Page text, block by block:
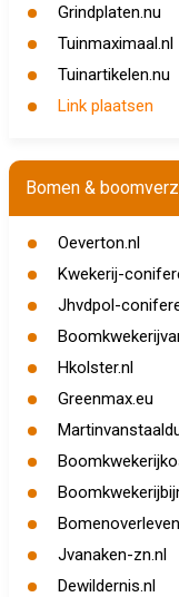
Grindplaten.nu
Tuinmaximaal.nl
Tuinartikelen.nu
Link plaatsen
Bomen &
Oeverton.nl
Kwekerij-
Jhvdpol-
Hkolster.nl
Greenmax.eu
Jvanaken-zn.nl
Dewildernis.nl